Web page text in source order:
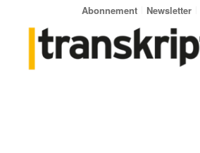
Abonnement Newsletter